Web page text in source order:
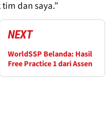
dan saya.”
NEXT
WorldSSP Belanda: Hasil
Free Practice 1 dari Assen